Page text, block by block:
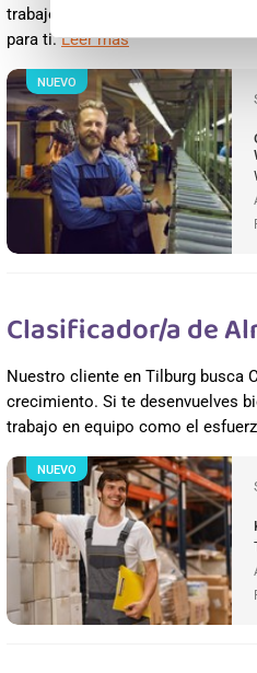
trabajo que valora tanto el
para ti.Leer más
NUEVO
Clasificador/a de
Nuestro cliente en Tilburg busca
crecimiento. Si te desenvuelves
trabajo en equipo como el
NUEVO